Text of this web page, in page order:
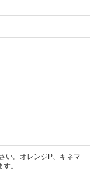
い。オレンジP、キネマ
。